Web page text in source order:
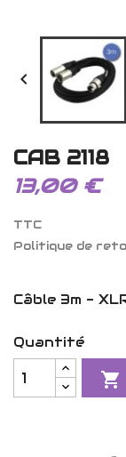

CAB 2118
13,00 €
TTC
Politique de
Câble 3m -
Quantité
